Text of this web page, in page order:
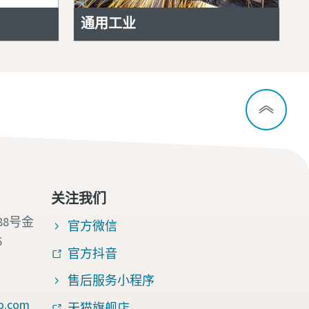
通用工业
号金
关注我们
官方微信
官方抖音
售后服务小程序